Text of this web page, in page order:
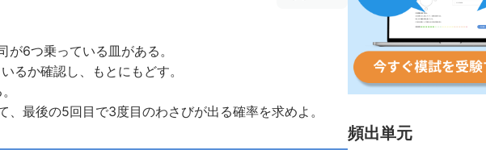
6つ乗っている皿がある。
るか確認し、もとにもどす。
最後の5回目で3度目のわさびが出る確率を求めよ。
頻出単元